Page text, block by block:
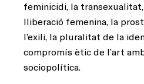
feminicidi, la
lliberació femenina, la
l’exili, la pluralitat de la
compromís ètic de l’art
sociopolítica.